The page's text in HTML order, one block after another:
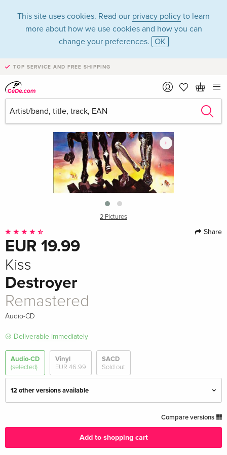
This site uses cookies. Read our privacy policy to learn
more about how we use cookies and how you can
change your preferences. OK
TOP SERVICE AND FREE SHIPPING
›
2 Pictures
Share
EUR 19.99
Kiss
Destroyer
Remastered
Audio-CD
Deliverable immediately
Audio-CD
(selected)
Vinyl
EUR 46.99
SACD
Sold out
12 other versions available
EUR 19.99
2021 Reissue, 45th Anniversary Edition, 2
CDs
EUR 29.99
Compare versions
Add to shopping cart